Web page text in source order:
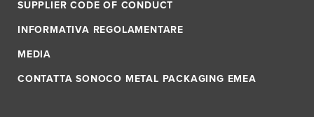
SUPPLIER CODE OF CONDUCT
INFORMATIVA REGOLAMENTARE
MEDIA
CONTATTA SONOCO METAL PACKAGING EMEA